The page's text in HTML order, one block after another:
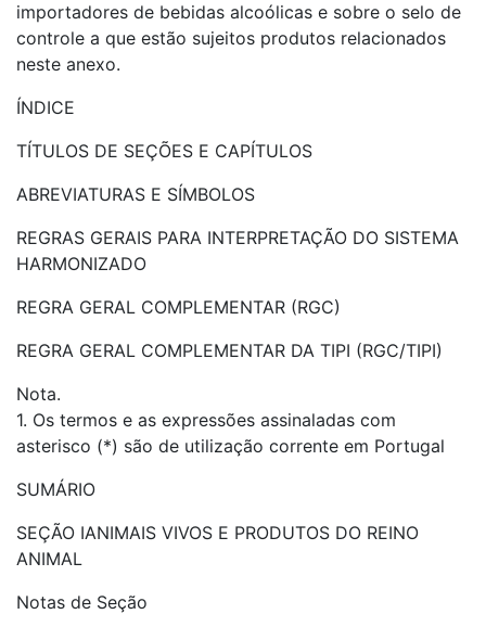
importadores de bebidas alcoólicas e sobre o selo de
controle a que estão sujeitos produtos relacionados
neste anexo.
ÍNDICE
TÍTULOS DE SEÇÕES E CAPÍTULOS
ABREVIATURAS E SÍMBOLOS
REGRAS GERAIS PARA INTERPRETAÇÃO DO SISTEMA
HARMONIZADO
REGRA GERAL COMPLEMENTAR (RGC)
REGRA GERAL COMPLEMENTAR DA TIPI (RGC/TIPI)
Nota.
1. Os termos e as expressões assinaladas com
asterisco (*) são de utilização corrente em Portugal
SUMÁRIO
SEÇÃO IANIMAIS VIVOS E PRODUTOS DO REINO
ANIMAL
Notas de Seção